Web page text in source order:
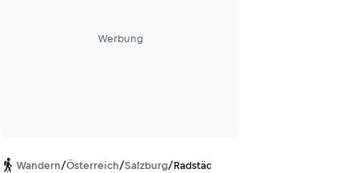
Werbung
Wandern/Österreich/Salzburg/Radstädter Tauern